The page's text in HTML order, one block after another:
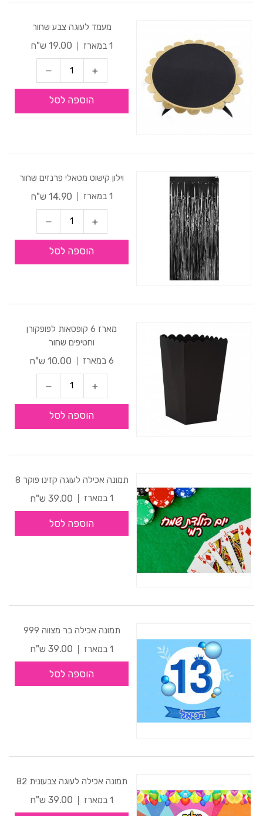
מעמד לעוגה צבע שחור
1 במארז
19.00 ש"ח
הוספה לסל
וילון קישוט מטאלי פרנזים שחור
1 במארז
14.90 ש"ח
הוספה לסל
מארז 6 קופסאות לפופקורן
וחטיפים שחור
6 במארז
10.00 ש"ח
הוספה לסל
תמונה אכילה לעוגה קזינו פוקר 8
1 במארז
39.00 ש"ח
הוספה לסל
תמונה אכילה בר מצווה 999
1 במארז
39.00 ש"ח
הוספה לסל
תמונה אכילה לעוגה צבעונית 82
1 במארז
39.00 ש"ח